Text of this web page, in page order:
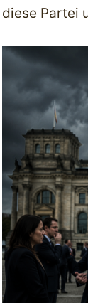
diese Partei